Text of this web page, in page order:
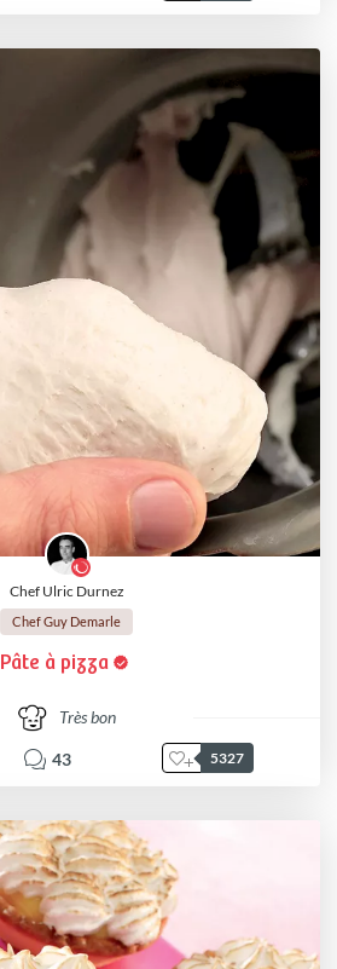
Chef Ulric Durnez
Chef Guy Demarle
Pâte à pizza
Très bon
43 5327